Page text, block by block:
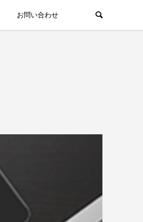
お問い合わせ